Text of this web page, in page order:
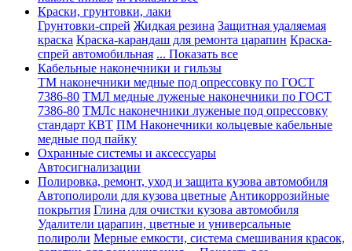
Краски, грунтовки, лаки
Грунтовки-спрей Жидкая резина Защитная удаляемая
краска Краска-карандаш для ремонта царапин Краска-
спрей автомобильная ... Показать все
Кабельные наконечники и гильзы
ТМ наконечники медные под опрессовку по ГОСТ
7386-80 ТМЛ медные луженые наконечники по ГОСТ
7386-80 ТМЛс наконечники луженые под опрессовку
стандарт КВТ ПМ Наконечники кольцевые кабельные
медные под пайку
Охранные системы и аксессуары
Автосигнализации
Полировка, ремонт, уход и защита кузова автомобиля
Автополироли для кузова цветные Антикоррозийные
покрытия Глина для очистки кузова автомобиля
Удалители царапин, цветные и универсальные
полироли Мерные емкости, система смешивания красок,